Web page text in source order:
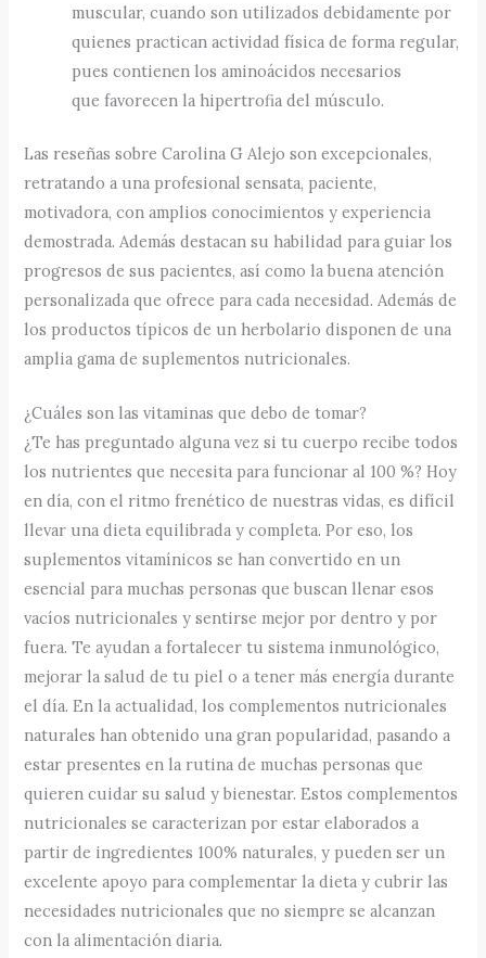
muscular, cuando son utilizados debidamente por
quienes practican actividad física de forma regular,
pues contienen los aminoácidos necesarios
que favorecen la hipertrofia del músculo.
Las reseñas sobre Carolina G Alejo son excepcionales,
retratando a una profesional sensata, paciente,
motivadora, con amplios conocimientos y experiencia
demostrada. Además destacan su habilidad para guiar los
progresos de sus pacientes, así como la buena atención
personalizada que ofrece para cada necesidad. Además de
los productos típicos de un herbolario disponen de una
amplia gama de suplementos nutricionales.
¿Cuáles son las vitaminas que debo de tomar?
¿Te has preguntado alguna vez si tu cuerpo recibe todos
los nutrientes que necesita para funcionar al 100 %? Hoy
en día, con el ritmo frenético de nuestras vidas, es difícil
llevar una dieta equilibrada y completa. Por eso, los
suplementos vitamínicos se han convertido en un
esencial para muchas personas que buscan llenar esos
vacíos nutricionales y sentirse mejor por dentro y por
fuera. Te ayudan a fortalecer tu sistema inmunológico,
mejorar la salud de tu piel o a tener más energía durante
el día. En la actualidad, los complementos nutricionales
naturales han obtenido una gran popularidad, pasando a
estar presentes en la rutina de muchas personas que
quieren cuidar su salud y bienestar. Estos complementos
nutricionales se caracterizan por estar elaborados a
partir de ingredientes 100% naturales, y pueden ser un
excelente apoyo para complementar la dieta y cubrir las
necesidades nutricionales que no siempre se alcanzan
con la alimentación diaria.